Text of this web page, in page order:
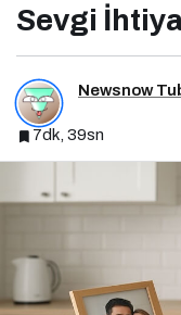
Sevgi
Newsnow
7dk, 39sn